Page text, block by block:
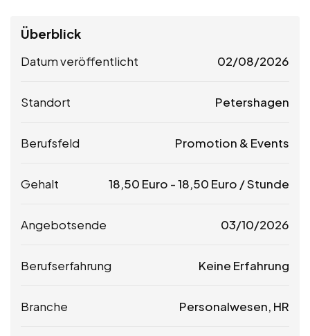
Überblick
Datum veröffentlicht 02/08/2026
Standort Petershagen
Berufsfeld Promotion & Events
Gehalt 18,50 Euro -18,50 Euro / Stunde
Angebotsende 03/10/2026
Berufserfahrung Keine Erfahrung
Branche Personalwesen, HR